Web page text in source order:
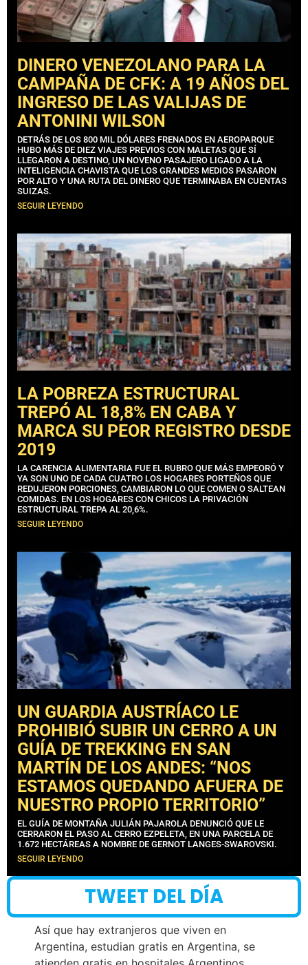
DINERO VENEZOLANO PARA LA
CAMPAÑA DE CFK: A 19 AÑOS DEL
INGRESO DE LAS VALIJAS DE
ANTONINI WILSON
DETRÁS DE LOS 800 MIL DÓLARES FRENADOS EN AEROPARQUE
HUBO MÁS DE DIEZ VIAJES PREVIOS CON MALETAS QUE SÍ
LLEGARON A DESTINO, UN NOVENO PASAJERO LIGADO A LA
INTELIGENCIA CHAVISTA QUE LOS GRANDES MEDIOS PASARON
POR ALTO Y UNA RUTA DEL DINERO QUE TERMINABA EN CUENTAS
SUIZAS.
SEGUIR LEYENDO
LA POBREZA ESTRUCTURAL
TREPÓ AL 18,8% EN CABA Y
MARCA SU PEOR REGISTRO DESDE
2019
LA CARENCIA ALIMENTARIA FUE EL RUBRO QUE MÁS EMPEORÓ Y
YA SON UNO DE CADA CUATRO LOS HOGARES PORTEÑOS QUE
REDUJERON PORCIONES, CAMBIARON LO QUE COMEN O SALTEAN
COMIDAS. EN LOS HOGARES CON CHICOS LA PRIVACIÓN
ESTRUCTURAL TREPA AL 20,6%.
SEGUIR LEYENDO
UN GUARDIA AUSTRÍACO LE
PROHIBIÓ SUBIR UN CERRO A UN
GUÍA DE TREKKING EN SAN
MARTÍN DE LOS ANDES: “NOS
ESTAMOS QUEDANDO AFUERA DE
NUESTRO PROPIO TERRITORIO”
EL GUÍA DE MONTAÑA JULIÁN PAJAROLA DENUNCIÓ QUE LE
CERRARON EL PASO AL CERRO EZPELETA, EN UNA PARCELA DE
1.672 HECTÁREAS A NOMBRE DE GERNOT LANGES-SWAROVSKI.
SEGUIR LEYENDO
TWEET DEL DÍA
Así que hay extranjeros que viven en
Argentina, estudian gratis en Argentina, se